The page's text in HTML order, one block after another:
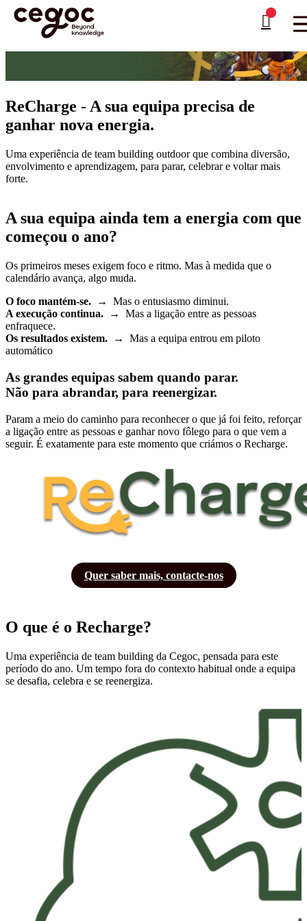
Skip to main content
Está aqui:Home > Team building
ReCharge - A sua equipa precisa de
ganhar nova energia.
Uma experiência de team building outdoor que combina diversão,
envolvimento e aprendizagem, para parar, celebrar e voltar mais
forte.
A sua equipa ainda tem a energia com que
começou o ano?
Os primeiros meses exigem foco e ritmo. Mas à medida que o
calendário avança, algo muda.
O foco mantém-se. → Mas o entusiasmo diminui.
A execução continua. → Mas a ligação entre as pessoas
enfraquece.
Os resultados existem. → Mas a equipa entrou em piloto
automático
As grandes equipas sabem quando parar.
Não para abrandar, para reenergizar.
Param a meio do caminho para reconhecer o que já foi feito, reforçar
a ligação entre as pessoas e ganhar novo fôlego para o que vem a
seguir. É exatamente para este momento que criámos o Recharge.
Quer saber mais, contacte-nos
O que é o Recharge?
Uma experiência de team building da Cegoc, pensada para este
período do ano. Um tempo fora do contexto habitual onde a equipa
se desafia, celebra e se reenergiza.